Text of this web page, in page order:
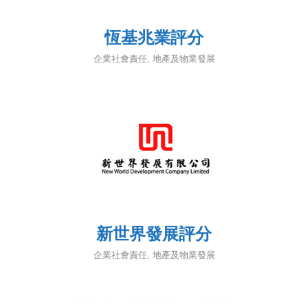
恆基兆業評分
企業社會責任, 地產及物業發展
新世界發展評分
企業社會責任, 地產及物業發展